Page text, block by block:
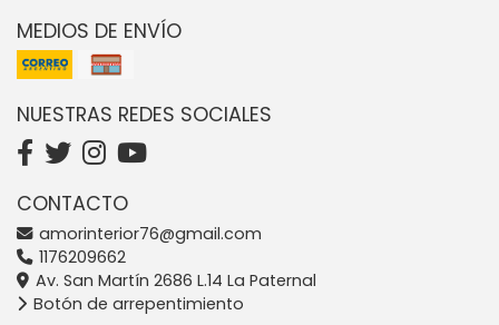
MEDIOS DE ENVÍO
NUESTRAS REDES SOCIALES
CONTACTO
amorinterior76@gmail.com
1176209662
Av. San Martín 2686 L.14 La Paternal
Botón de arrepentimiento